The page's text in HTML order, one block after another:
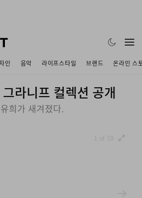
인 음악 라이프스타일 브랜드 온라인 스
그라니프 컬렉션 공개
유희가 새겨졌다.